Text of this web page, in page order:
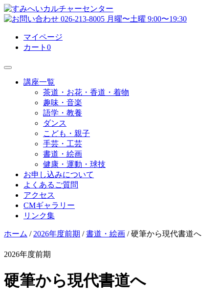
マイページ
カート 0
講座一覧
茶道・お花・香道・着物
趣味・音楽
語学・教養
ダンス
こども・親子
手芸・工芸
書道・絵画
健康・運動・球技
お申し込みについて
よくあるご質問
アクセス
CMギャラリー
リンク集
ホーム / 2026年度前期 /書道・絵画 / 硬筆から現代書道へ
2026年度前期
硬筆から現代書道へ